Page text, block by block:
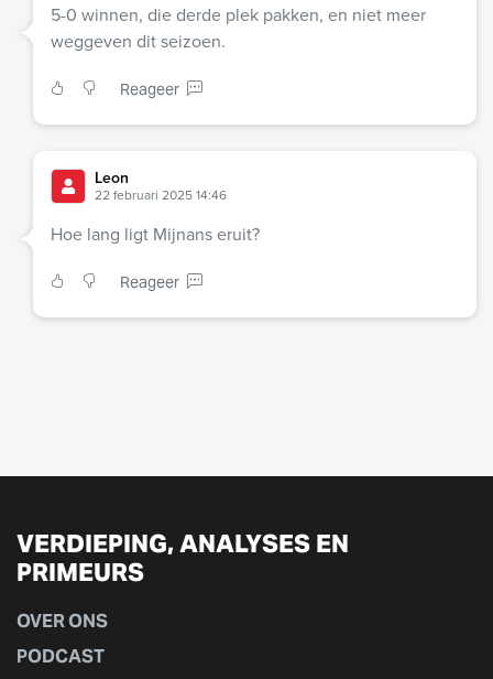
5-0 winnen, die derde plek pakken, en niet meer
weggeven dit seizoen.
Reageer
Leon
22 februari 2025 14:46
Hoe lang ligt Mijnans eruit?
Reageer
VERDIEPING, ANALYSES EN
PRIMEURS
OVER ONS
PODCAST